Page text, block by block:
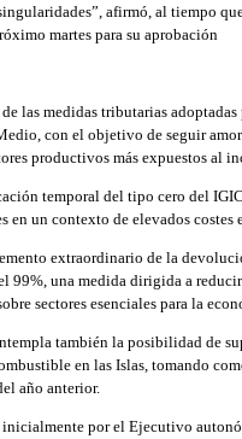
afirmó, al tiempo
martes para su aprobación
las medidas tributarias
con el objetivo de seguir
productivos más expuestos al
temporal del tipo cero del
en un contexto de elevados
extraordinario de la
99%, una medida dirigida a
sectores esenciales para la
también la posibilidad de
en las Islas, tomando
año anterior.
inicialmente por el Ejecutivo